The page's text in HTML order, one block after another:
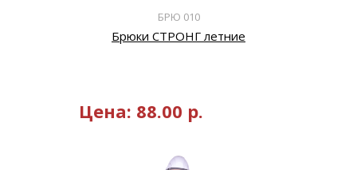
БРЮ 010
Брюки СТРОНГ летние
Цена: 88.00 р.